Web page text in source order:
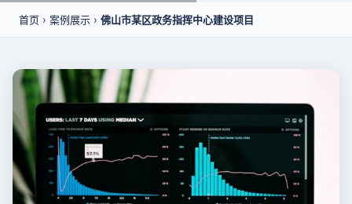
首页 › 案例展示 › 佛山市某区政务指挥中心建设项目